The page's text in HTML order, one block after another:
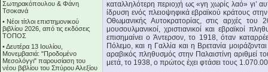
Σωτηρακόπουλου & Φάνη
Τσοκανά
• Νέοι τίτλοι επιστημονικού
βιβλίου 2026, από τις εκδόσεις
ΤΟΠΟΣ
•Δευτέρα 13 Ιουλίου,
Μονεμβασιά: "Προδομένο
Μεσολόγγι" παρουσίαση του
νέου βιβλίου του Σπύρου Αλεξίου
καταλληλότερη περιοχή ως «γη χωρίς λαό» γι’
ίδρυση ενός πλειοψηφικά εβραϊκού κράτους
Οθωμανικής Αυτοκρατορίας, στις αρχές του
μουσουλμανικοί, χριστιανικοί και εβραϊκοί
επισημαίνει ο Άντερσον, το 1918, όταν
Πόλεμο, και η Γαλλία και η Βρετανία
αραβικός πληθυσμός στην Παλαιστίνη αριθμεί
μετά, το 1938, ο πρώτος έχει φτάσει τους